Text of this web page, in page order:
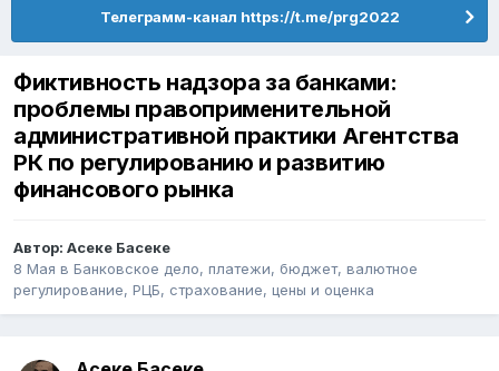
Телеграмм-канал https://t.me/prg2022
Фиктивность надзора за банками:
проблемы правоприменительной
административной практики Агентства
РК по регулированию и развитию
финансового рынка
Автор: Асеке Басеке
8 Мая в Банковское дело, платежи, бюджет, валютное
регулирование, РЦБ, страхование, цены и оценка